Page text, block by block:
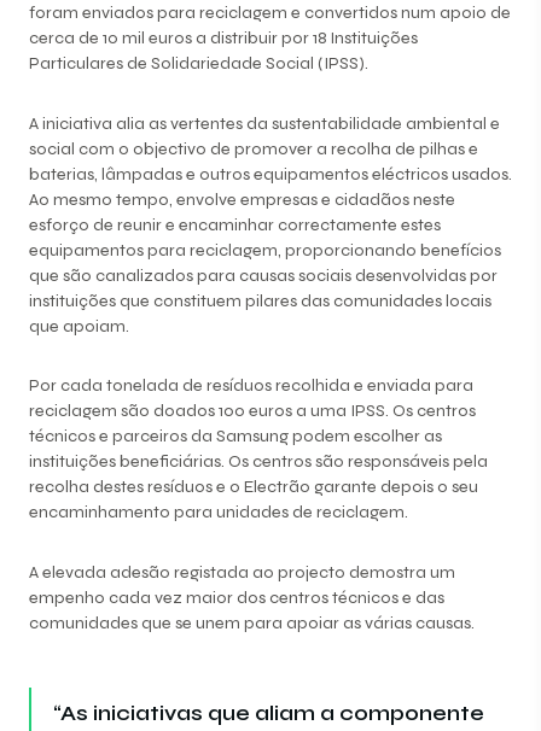
foram enviados para reciclagem e convertidos num apoio de
cerca de 10 mil euros a distribuir por 18 Instituições
Particulares de Solidariedade Social (IPSS).
A iniciativa alia as vertentes da sustentabilidade ambiental e
social com o objectivo de promover a recolha de pilhas e
baterias, lâmpadas e outros equipamentos eléctricos usados.
Ao mesmo tempo, envolve empresas e cidadãos neste
esforço de reunir e encaminhar correctamente estes
equipamentos para reciclagem, proporcionando benefícios
que são canalizados para causas sociais desenvolvidas por
instituições que constituem pilares das comunidades locais
que apoiam.
Por cada tonelada de resíduos recolhida e enviada para
reciclagem são doados 100 euros a uma IPSS. Os centros
técnicos e parceiros da Samsung podem escolher as
instituições beneficiárias. Os centros são responsáveis pela
recolha destes resíduos e o Electrão garante depois o seu
encaminhamento para unidades de reciclagem.
A elevada adesão registada ao projecto demostra um
empenho cada vez maior dos centros técnicos e das
comunidades que se unem para apoiar as várias causas.
“As iniciativas que aliam a componente